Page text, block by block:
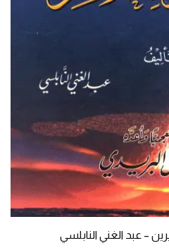
– عبد الغني النابلسي